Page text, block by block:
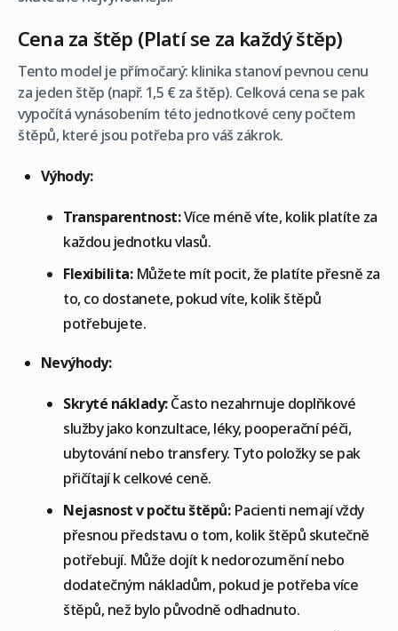
Cena za štěp (Platí se za každý štěp)
Tento model je přímočarý: klinika stanoví pevnou cenu
za jeden štěp (např. 1,5 € za štěp). Celková cena se pak
vypočítá vynásobením této jednotkové ceny počtem
štěpů, které jsou potřeba pro váš zákrok.
Výhody:
Transparentnost:Více méně víte, kolik platíte za
každou jednotku vlasů.
Flexibilita:Můžete mít pocit, že platíte přesně za
to, co dostanete, pokud víte, kolik štěpů
potřebujete.
Nevýhody:
Skryté náklady:Často nezahrnuje doplňkové
služby jako konzultace, léky, pooperační péči,
ubytování nebo transfery. Tyto položky se pak
přičítají k celkové ceně.
Nejasnost v počtu štěpů:Pacienti nemají vždy
přesnou představu o tom, kolik štěpů skutečně
potřebují. Může dojít k nedorozumění nebo
dodatečným nákladům, pokud je potřeba více
štěpů, než bylo původně odhadnuto.